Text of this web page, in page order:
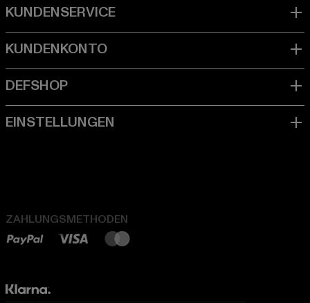
ZAHLUNGSMETHODEN